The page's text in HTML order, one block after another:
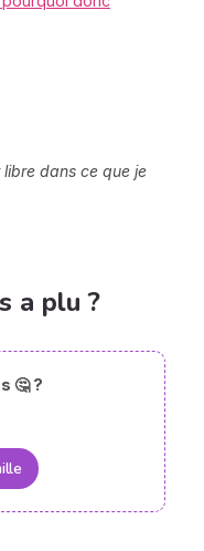
libre dans ce que je
a plu ?
🤔 ?